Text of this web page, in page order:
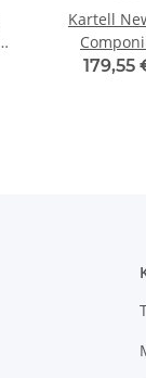
Kartell
Container
179,55